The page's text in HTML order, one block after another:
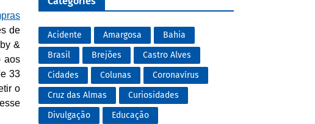
de
&
aos
33
o
Acidente Amargosa
Bahia
Brasil
Brejões
Castro Alves
Cidades
Colunas
Coronavírus
Cruz das Almas
Curiosidades
Divulgação
Educação